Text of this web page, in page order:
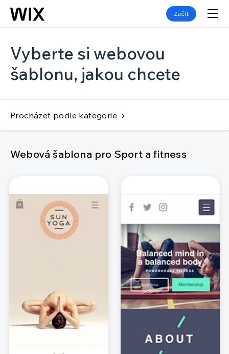
Začít
Vyberte si webovou
šablonu, jakou chcete
Procházet podle kategorie
Webová šablona pro Sport a fitness